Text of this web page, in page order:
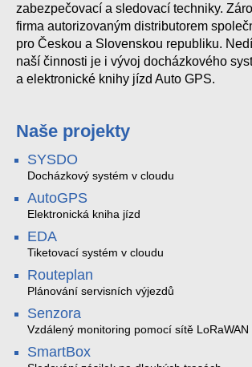
zabezpečovací a sledovací techniky.
firma autorizovaným distributorem
pro Českou a Slovenskou republiku.
naší činnosti je i vývoj docházkového
a elektronické knihy jízd Auto GPS.
Naše projekty
SYSDO
Docházkový systém v cloudu
AutoGPS
Elektronická kniha jízd
EDA
Tiketovací systém v cloudu
Routeplan
Plánování servisních výjezdů
Senzora
Vzdálený monitoring pomocí sítě LoRaWAN
SmartBox